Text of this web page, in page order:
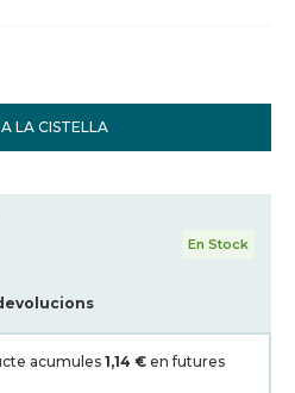
LA CISTELLA
En Stock
acumules 1,14 € en futures